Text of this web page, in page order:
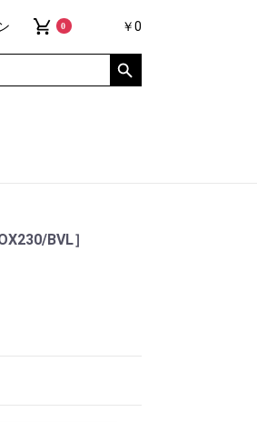
0 ￥0
BVL］